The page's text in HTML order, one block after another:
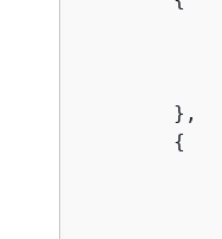
        },
{